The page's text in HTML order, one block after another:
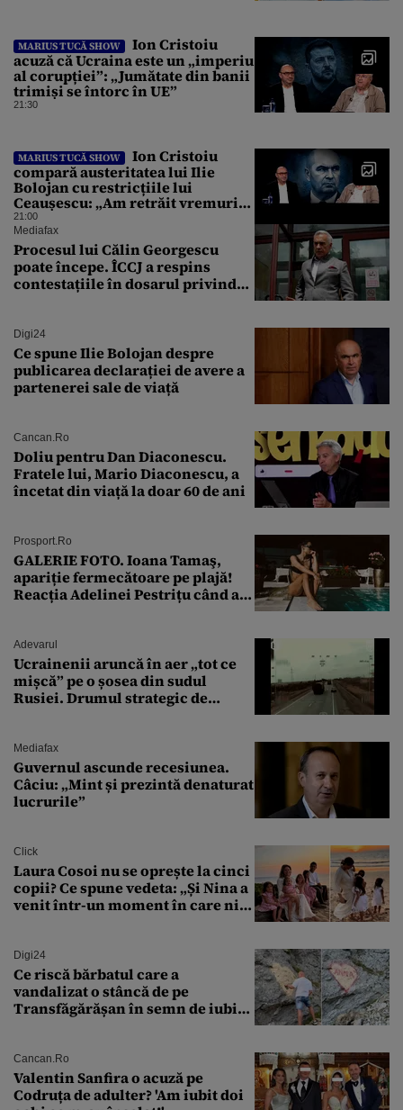
MARIUS TUCĂ SHOW
Ion Cristoiu
acuză că Ucraina este un „imperiu
al corupției”: „Jumătate din banii
trimiși se întorc în UE”
21:30
MARIUS TUCĂ SHOW
Ion Cristoiu
compară austeritatea lui Ilie
Bolojan cu restricțiile lui
Ceaușescu: „Am retrăit vremurile
tinereții”
21:00
Mediafax
Procesul lui Călin Georgescu
poate începe. ÎCCJ a respins
contestațiile în dosarul privind
Digi24
Ce spune Ilie Bolojan despre
publicarea declarației de avere a
partenerei sale de viață
Cancan.ro
Doliu pentru Dan Diaconescu.
Fratele lui, Mario Diaconescu, a
încetat din viață la doar 60 de ani
Prosport.ro
GALERIE FOTO. Ioana Tamaş,
apariție fermecătoare pe plajă!
Reacția Adelinei Pestrițu când a
Adevarul
Ucrainenii aruncă în aer „tot ce
mișcă” pe o șosea din sudul
Rusiei. Drumul strategic de
Mediafax
Guvernul ascunde recesiunea.
Câciu: „Mint și prezintă denaturat
lucrurile”
Click
Laura Cosoi nu se oprește la cinci
copii? Ce spune vedeta: „Și Nina a
venit într-un moment în care nici
Digi24
Ce riscă bărbatul care a
vandalizat o stâncă de pe
Transfăgărășan în semn de iubire
Cancan.ro
Valentin Sanfira o acuză pe
Codruța de adulter? 'Am iubit doi